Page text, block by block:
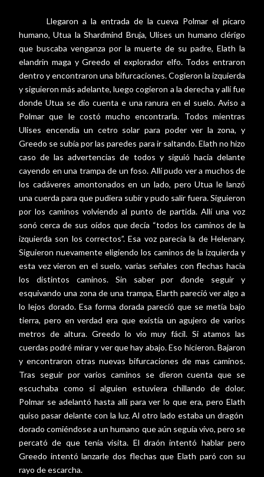
Llegaron a la entrada de la cueva Polmar el pícaro
humano, Utua la Shardmind Bruja, Ulises un humano clérigo
que buscaba venganza por la muerte de su padre, Elath la
elandrin maga y Greedo el explorador elfo. Todos entraron
dentro y encontraron una bifurcaciones. Cogieron la izquierda
y siguieron más adelante, luego cogieron a la derecha y allí fue
donde Utua se dio cuenta e una ranura en el suelo. Aviso a
Polmar que le costó mucho encontrarla. Todos mientras
Ulises encendía un cetro solar para poder ver la zona, y
Greedo se subía por las paredes para ir saltando. Elath no hizo
caso de las advertencias de todos y siguió hacia delante
cayendo en una trampa de un foso. Allí pudo ver a muchos de
los cadáveres amontonados en un lado, pero Utua le lanzó
una cuerda para que pudiera subir y pudo salir fuera. Siguieron
por los caminos volviendo al punto de partida. Allí una voz
sonó cerca de sus oídos que decía “todos los caminos de la
izquierda son los correctos”. Esa voz parecía la de Helenary.
Siguieron nuevamente eligiendo los caminos de la izquierda y
esta vez vieron en el suelo, varias señales con flechas hacia
los distintos caminos. Sin saber por donde seguir y
esquivando una zona de una trampa, Elarth pareció ver algo a
lo lejos dorado. Esa forma dorada pareció que se metía bajo
tierra, pero en verdad era que existía un agujero de varios
metros de altura. Greedo lo vio muy fácil. Si atamos las
cuerdas podré mirar y ver que hay abajo. Eso hicieron. Bajaron
y encontraron otras nuevas bifurcaciones de mas caminos.
Tras seguir por varios caminos se dieron cuenta que se
escuchaba como si alguien estuviera chillando de dolor.
Polmar se adelantó hasta allí para ver lo que era, pero Elath
quiso pasar delante con la luz. Al otro lado estaba un dragón
dorado comiéndose a un humano que aún seguía vivo, pero se
percató de que tenía visita. El draón intentó hablar pero
Greedo intentó lanzarle dos flechas que Elath paró con su
rayo de escarcha.